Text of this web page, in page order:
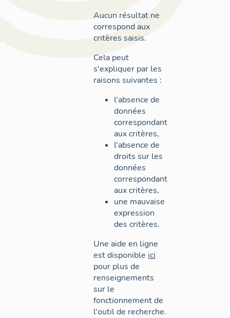
Aucun résultat ne
correspond aux
critères saisis.
Cela peut
s'expliquer par les
raisons suivantes :
l'absence de
données
correspondant
aux critères,
l'absence de
droits sur les
données
correspondant
aux critères,
une mauvaise
expression
des critères.
Une aide en ligne
est disponible ici
pour plus de
renseignements
sur le
fonctionnement de
l'outil de recherche.